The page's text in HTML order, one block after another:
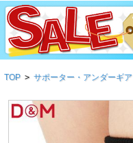
TOP > サポーター・アンダーギア